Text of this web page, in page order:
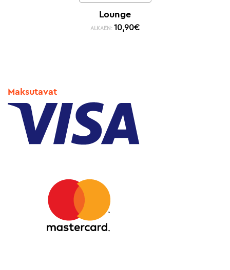
Lounge
ALKAEN: 10,90€
Maksutavat